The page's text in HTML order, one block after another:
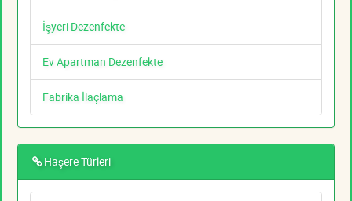
İşyeri Dezenfekte
Ev Apartman Dezenfekte
Fabrika İlaçlama
Haşere Türleri